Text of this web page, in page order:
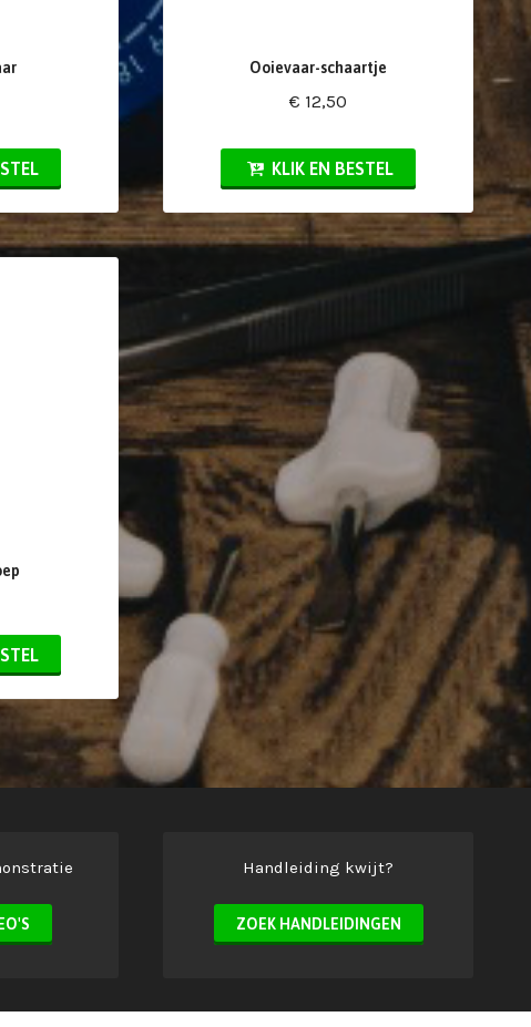
Ooievaar-schaartje
€ 12,50
KLIK EN BESTEL
Handleiding kwijt?
ZOEK HANDLEIDINGEN